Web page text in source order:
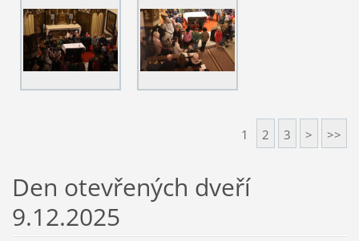
1 2 3 > >>
Den otevřených dveří
9.12.2025